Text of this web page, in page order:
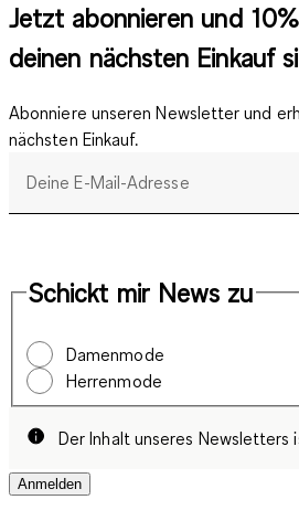
Jetzt abonnieren und
deinen nächsten Einkauf
Abonniere unseren Newsletter und
nächsten Einkauf.
Deine E-Mail-Adresse
Schickt mir News zu
Damenmode
Herrenmode
Der Inhalt unseres Newsletters
Anmelden